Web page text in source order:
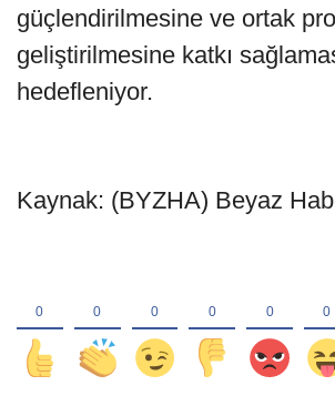
güçlendirilmesine ve ortak
geliştirilmesine katkı
hedefleniyor.
Kaynak: (BYZHA) Beyaz